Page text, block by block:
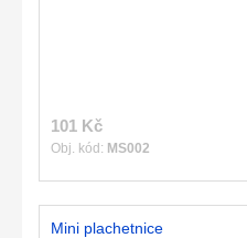
101 Kč
Obj. kód: MS002
Mini plachetnice